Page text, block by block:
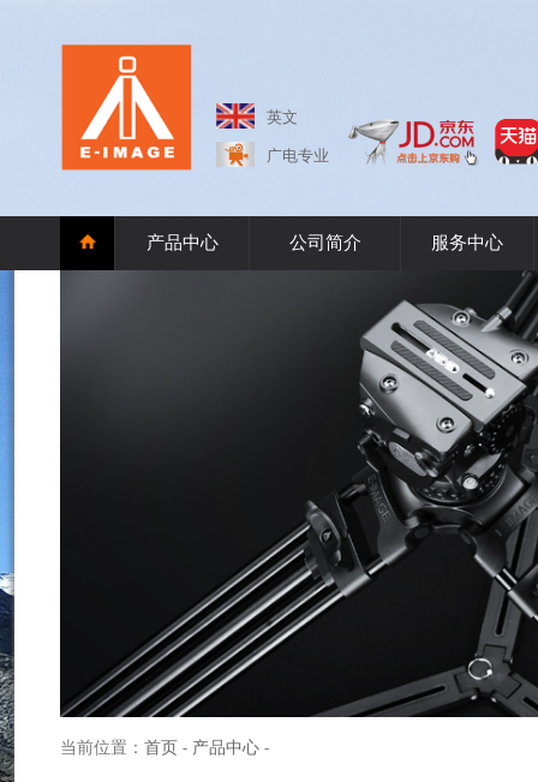
英文
广电专业
产品中心 公司简介 服务中心
当前位置： 首页 - 产品中心 -